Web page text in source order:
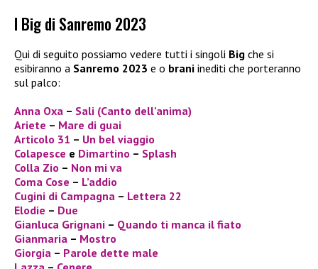
I Big di Sanremo 2023
Qui di seguito possiamo vedere tutti i singoli Big che si
esibiranno a Sanremo 2023 e o brani inediti che porteranno
sul palco:
Anna Oxa – Sali (Canto dell’anima)
Ariete – Mare di guai
Articolo 31 – Un bel viaggio
Colapesce e Dimartino – Splash
Colla Zio – Non mi va
Coma Cose – L’addio
Cugini di Campagna – Lettera 22
Elodie – Due
Gianluca Grignani – Quando ti manca il fiato
Gianmaria – Mostro
Giorgia – Parole dette male